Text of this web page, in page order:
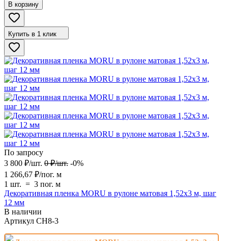
В корзину
Купить в 1 клик
По запросу
3 800 ₽/шт. 0 ₽/шт. -0%
1 266,67 ₽/пог. м
1 шт. = 3 пог. м
Декоративная пленка MORU в рулоне матовая 1,52х3 м, шаг
12 мм
В наличии
Артикул CH8-3